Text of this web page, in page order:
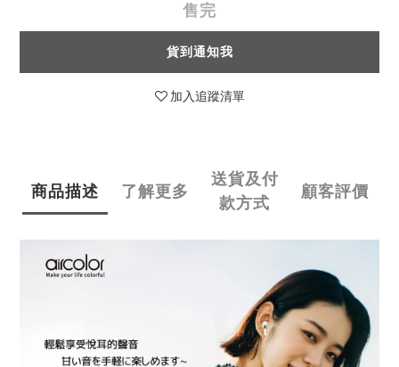
售完
貨到通知我
加入追蹤清單
商品描述 了解更多
送貨及付
款方式
顧客評價